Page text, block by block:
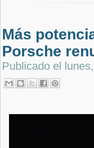
Más
Porsche
Publicado el